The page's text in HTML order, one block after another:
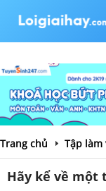
Trang chủ Tập làm
Hãy kể về một